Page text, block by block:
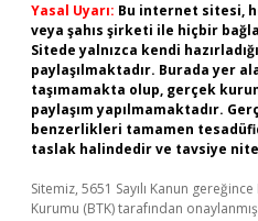
Yasal Uyarı: Bu internet sitesi,
veya şahıs şirketi ile hiçbir
Sitede yalnızca kendi
paylaşılmaktadır. Burada yer
taşımamakta olup, gerçek
paylaşım yapılmamaktadır.
benzerlikleri tamamen
taslak halindedir ve tavsiye
Sitemiz, 5651 Sayılı Kanun
Kurumu (BTK) tarafından